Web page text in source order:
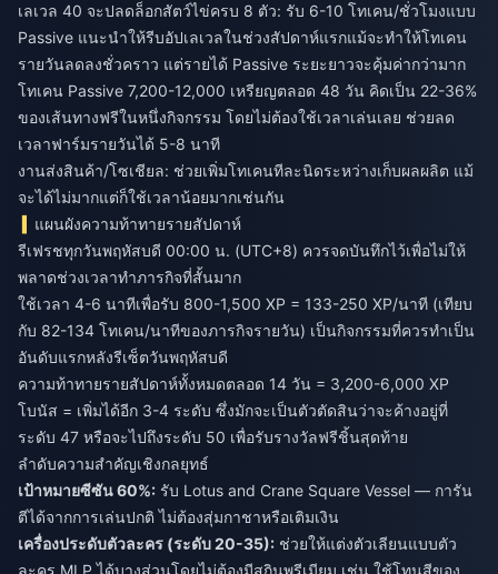
เลเวล 40 จะปลดล็อกสัตว์ไข่ครบ 8 ตัว: รับ 6-10 โทเคน/ชั่วโมงแบบ
Passive แนะนำให้รีบอัปเลเวลในช่วงสัปดาห์แรกแม้จะทำให้โทเคน
รายวันลดลงชั่วคราว แต่รายได้ Passive ระยะยาวจะคุ้มค่ากว่ามาก
โทเคน Passive 7,200-12,000 เหรียญตลอด 48 วัน คิดเป็น 22-36%
ของเส้นทางฟรีในหนึ่งกิจกรรม โดยไม่ต้องใช้เวลาเล่นเลย ช่วยลด
เวลาฟาร์มรายวันได้ 5-8 นาที
งานส่งสินค้า/โซเชียล: ช่วยเพิ่มโทเคนทีละนิดระหว่างเก็บผลผลิต แม้
จะได้ไม่มากแต่ก็ใช้เวลาน้อยมากเช่นกัน
แผนผังความท้าทายรายสัปดาห์
รีเฟรชทุกวันพฤหัสบดี 00:00 น. (UTC+8) ควรจดบันทึกไว้เพื่อไม่ให้
พลาดช่วงเวลาทำภารกิจที่สั้นมาก
ใช้เวลา 4-6 นาทีเพื่อรับ 800-1,500 XP = 133-250 XP/นาที (เทียบ
กับ 82-134 โทเคน/นาทีของภารกิจรายวัน) เป็นกิจกรรมที่ควรทำเป็น
อันดับแรกหลังรีเซ็ตวันพฤหัสบดี
ความท้าทายรายสัปดาห์ทั้งหมดตลอด 14 วัน = 3,200-6,000 XP
โบนัส = เพิ่มได้อีก 3-4 ระดับ ซึ่งมักจะเป็นตัวตัดสินว่าจะค้างอยู่ที่
ระดับ 47 หรือจะไปถึงระดับ 50 เพื่อรับรางวัลฟรีชิ้นสุดท้าย
ลำดับความสำคัญเชิงกลยุทธ์
เป้าหมายซีซัน 60%: รับ Lotus and Crane Square Vessel — การัน
ตีได้จากการเล่นปกติ ไม่ต้องสุ่มกาชาหรือเติมเงิน
เครื่องประดับตัวละคร (ระดับ 20-35): ช่วยให้แต่งตัวเลียนแบบตัว
ละคร MLP ได้บางส่วนโดยไม่ต้องมีสกินพรีเมียม เช่น ใช้โทนสีของ